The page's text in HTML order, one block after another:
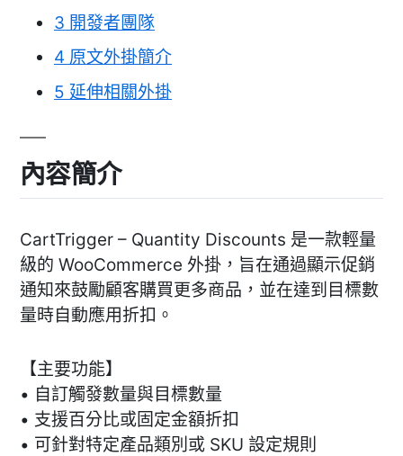
3 開發者團隊
4 原文外掛簡介
5 延伸相關外掛
內容簡介
CartTrigger – Quantity Discounts 是一款輕量
級的 WooCommerce 外掛，旨在通過顯示促銷
通知來鼓勵顧客購買更多商品，並在達到目標數
量時自動應用折扣。
【主要功能】
• 自訂觸發數量與目標數量
• 支援百分比或固定金額折扣
• 可針對特定產品類別或 SKU 設定規則